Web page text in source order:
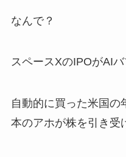
なんで？
スペースXのIPOがAI
自動的に買った米国の
本のアホが株を引き受